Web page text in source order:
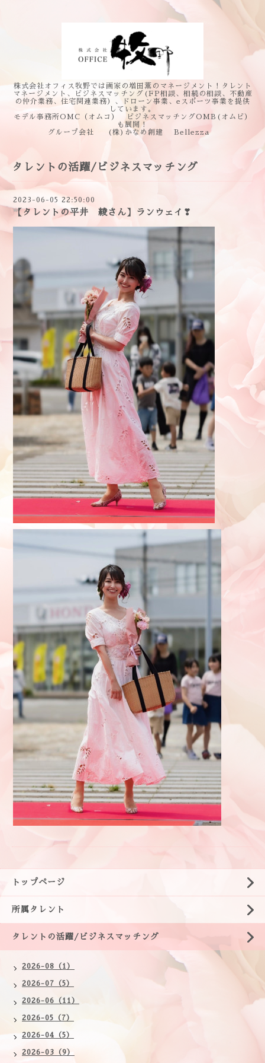
株式会社オフィス牧野では画家の増田薫のマネージメント！タレント
マネージメント、ビジネスマッチング(FP相談、相続の相談、不動産
の仲介業務、住宅関連業務）、ドローン事業、eスポーツ事業を提供
しています。
モデル事務所OMC（オムコ） ビジネスマッチングOMB(オムビ）
も展開！
グループ会社 (株)かなめ創建 Bellezza
タレントの活躍/ビジネスマッチング
2023-06-05 22:50:00
【タレントの平井 綾さん】ランウェイ❣
トップページ
所属タレント
タレントの活躍/ビジネスマッチング
2026-08（1）
2026-07（5）
2026-06（11）
2026-05（7）
2026-04（5）
2026-03（9）